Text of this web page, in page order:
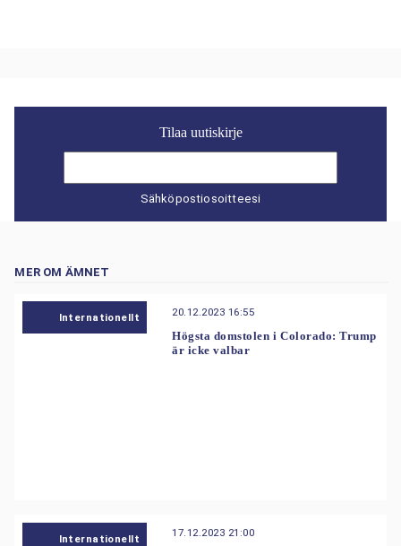
Tilaa uutiskirje
Sähköpostiosoitteesi
MER OM ÄMNET
Internationellt 20.12.2023 16:55
Högsta domstolen i Colorado: Trump
är icke valbar
Internationellt 17.12.2023 21:00